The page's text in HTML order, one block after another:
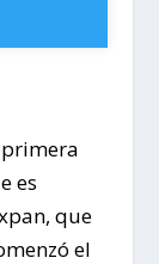
es
que
el